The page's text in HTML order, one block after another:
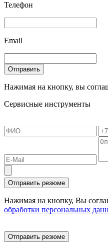
Телефон
Email
Отправить
Нажимая на кнопку, вы
Сервисные инструменты
Отправить резюме
Нажимая на кнопку, Вы
обработки персональных
Отправить резюме